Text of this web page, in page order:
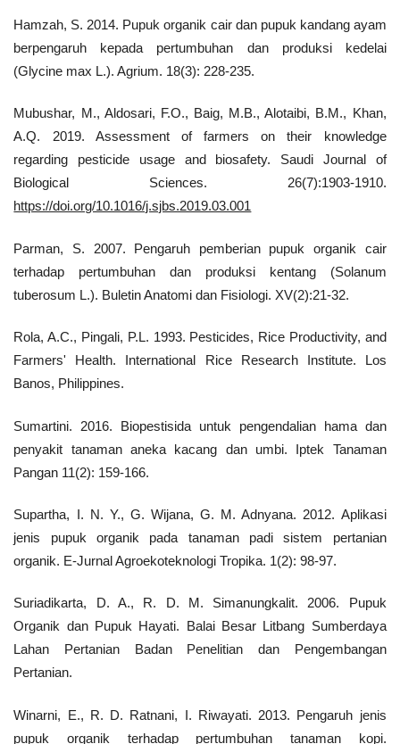
Hamzah, S. 2014. Pupuk organik cair dan pupuk kandang ayam
berpengaruh kepada pertumbuhan dan produksi kedelai
(Glycine max L.). Agrium. 18(3): 228-235.
Mubushar, M., Aldosari, F.O., Baig, M.B., Alotaibi, B.M., Khan,
A.Q. 2019. Assessment of farmers on their knowledge
regarding pesticide usage and biosafety. Saudi Journal of
Biological Sciences. 26(7):1903-1910.
https://doi.org/10.1016/j.sjbs.2019.03.001
Parman, S. 2007. Pengaruh pemberian pupuk organik cair
terhadap pertumbuhan dan produksi kentang (Solanum
tuberosum L.). Buletin Anatomi dan Fisiologi. XV(2):21-32.
Rola, A.C., Pingali, P.L. 1993. Pesticides, Rice Productivity, and
Farmers' Health. International Rice Research Institute. Los
Banos, Philippines.
Sumartini. 2016. Biopestisida untuk pengendalian hama dan
penyakit tanaman aneka kacang dan umbi. Iptek Tanaman
Pangan 11(2): 159-166.
Supartha, I. N. Y., G. Wijana, G. M. Adnyana. 2012. Aplikasi
jenis pupuk organik pada tanaman padi sistem pertanian
organik. E-Jurnal Agroekoteknologi Tropika. 1(2): 98-97.
Suriadikarta, D. A., R. D. M. Simanungkalit. 2006. Pupuk
Organik dan Pupuk Hayati. Balai Besar Litbang Sumberdaya
Lahan Pertanian Badan Penelitian dan Pengembangan
Pertanian.
Winarni, E., R. D. Ratnani, I. Riwayati. 2013. Pengaruh jenis
pupuk organik terhadap pertumbuhan tanaman kopi.